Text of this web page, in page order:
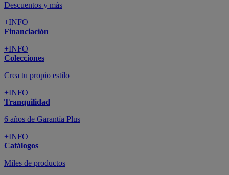
Descuentos y más
+INFO
Financiación
+INFO
Colecciones
Crea tu propio estilo
+INFO
Tranquilidad
6 años de Garantía Plus
+INFO
Catálogos
Miles de productos